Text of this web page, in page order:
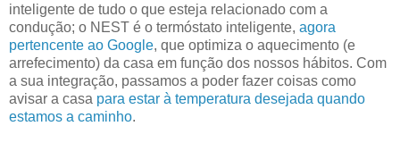
inteligente de tudo o que esteja relacionado com a
condução; o NEST é o termóstato inteligente, agora
pertencente ao Google, que optimiza o aquecimento (e
arrefecimento) da casa em função dos nossos hábitos. Com
a sua integração, passamos a poder fazer coisas como
avisar a casa para estar à temperatura desejada quando
estamos a caminho.